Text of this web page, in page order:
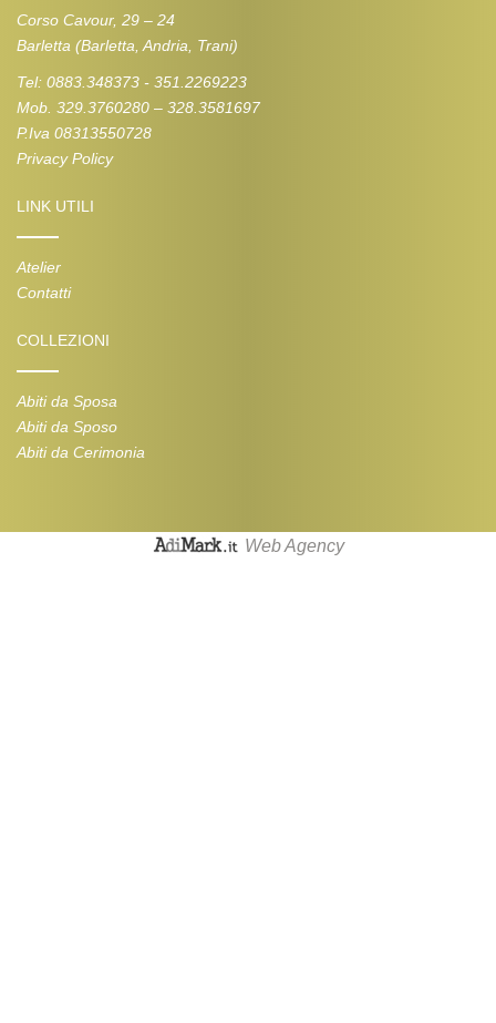
Corso Cavour, 29 – 24
Barletta (Barletta, Andria, Trani)
Tel: 0883.348373 - 351.2269223
Mob. 329.3760280 – 328.3581697
P.Iva 08313550728
Privacy Policy
LINK UTILI
Atelier
Contatti
COLLEZIONI
Abiti da Sposa
Abiti da Sposo
Abiti da Cerimonia
Web Agency